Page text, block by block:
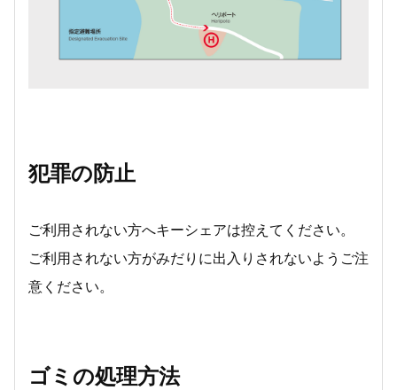
犯罪の防止
ご利用されない方へキーシェアは控えてください。
ご利用されない方がみだりに出入りされないようご注
意ください。
ゴミの処理方法